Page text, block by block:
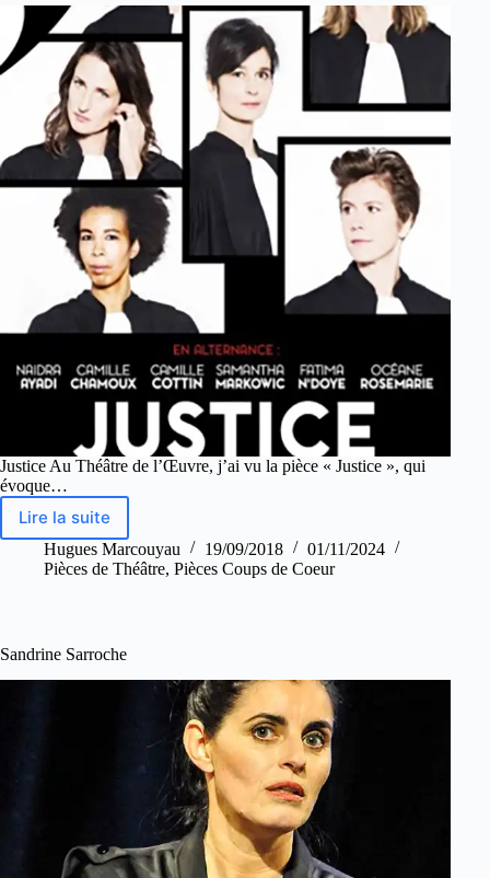
Justice Au Théâtre de l’Œuvre, j’ai vu la pièce « Justice », qui
évoque…
Lire la suite
Hugues Marcouyau 19/09/2018
01/11/2024
Pièces de Théâtre, Pièces Coups de Coeur
Sandrine Sarroche